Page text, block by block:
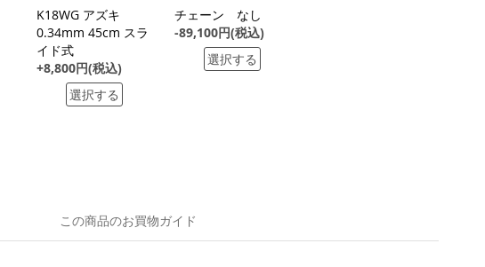
K18WG アズキ
0.34mm 45cm スラ
イド式
+8,800円(税込)
選択する
チェーン なし
-89,100円(税込)
選択する
この商品のお買物ガイド